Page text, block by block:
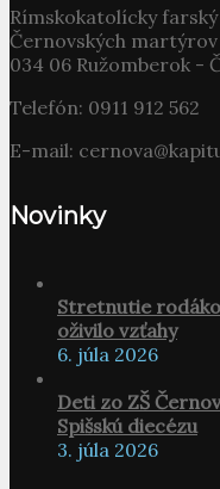
Rímskokatolícky
Černovských
034 06 Ružomberok -
Telefón: 0911 912 562
E-mail:
Novinky
Stretnutie
oživilo vzťahy
6. júla 2026
Deti zo ZŠ
Spišskú diecézu
3. júla 2026